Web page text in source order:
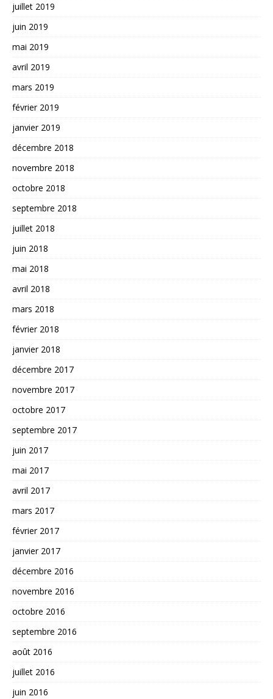
juillet 2019
juin 2019
mai 2019
avril 2019
mars 2019
février 2019
janvier 2019
décembre 2018
novembre 2018
octobre 2018
septembre 2018
juillet 2018
juin 2018
mai 2018
avril 2018
mars 2018
février 2018
janvier 2018
décembre 2017
novembre 2017
octobre 2017
septembre 2017
juin 2017
mai 2017
avril 2017
mars 2017
février 2017
janvier 2017
décembre 2016
novembre 2016
octobre 2016
septembre 2016
août 2016
juillet 2016
juin 2016